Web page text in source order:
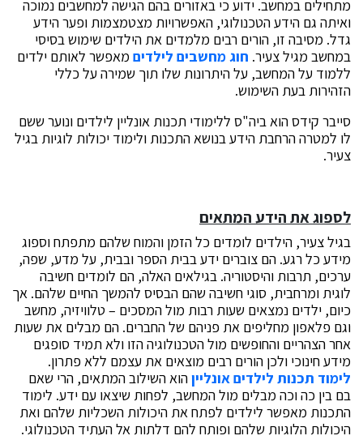
מתחילים במחשב. ידוע כי באזורים בהם הגישה למחשבים נמוכה
ואיתה גם הידע הטכנולוגי, האפשרויות מצטמצמות ופער הידע
גדל. מסיבה זו, הורים רבים מלמדים את הילדים שימוש בסיסי
במחשב מגיל צעיר. חוג מחשבים לילדים מאפשר לאותם ילדים
ללמוד על המחשב, על היתרונות שלו תוך שמירה על כללי
הזהירות בעת השימוש.
סייבר קידס הוא ביה"ס ללימודי תכנות אונליין לילדים ונוער ששם
לו למטרה הרחבת הידע בנושא התכנות ולימוד יכולות לוגיות בגיל
צעיר.
לספוג את הידע המתאים
בגיל צעיר, הילדים לומדים כל הזמן והמוח שלהם מתפתח וספוג
מידע כל רגע. הם צוברים ידע בבית הספר ובבית, על מדע, שפה,
ערכים, תרבות והיסטוריה. בגילאים האלה, הם לומדים חשיבה
לוגית ומרחבית, סוגי חשיבה שהם הבסיס להמשך החיים שלהם. אך
כיום, ילדים נמצאים שעות רבות מול המסכים – טלוויזיה, מחשב
וגם פלאפון מחליפים את פניהם של החברים. הם מבלים את שעות
אחר הצהריים והחופשים מול הטכנולוגיה הזו ולא תמיד סופגים
מידע חינוכי ולכן הורים רבים מוצאים את עצמם ללא פתרון.
לימוד תכנות לילדים אונלייןהוא השילוב המתאים, הרי שאם
בם בין כה וכה מבלים מול המחשב, לפחות שיצאו עם ידע. לימוד
התכנות מאפשר לילדים לפתח את היכולות השכליות שלהם ואת
היכולות הלוגיות שלהם ופותח להם דלתות אל העתיד הטכנולוגי.